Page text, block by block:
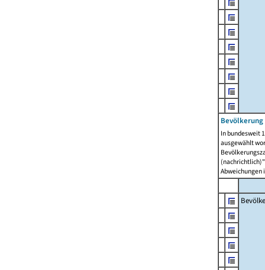
In bundesweit
ausgewählt
Abweichungen